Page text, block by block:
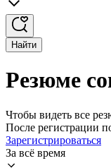
Найти
Резюме
Чтобы видеть все
После регистрации
Зарегистрироваться
За всё время